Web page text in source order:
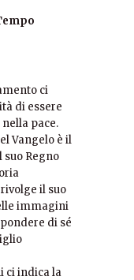
ci
di essere
pace.
Vangelo è il
suo Regno
il suo
immagini
di sé
ci indica la